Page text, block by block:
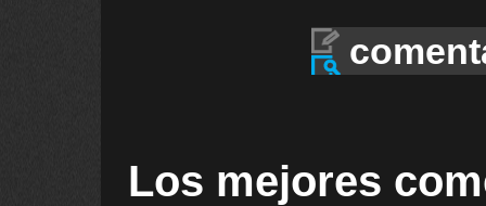
Los mejores